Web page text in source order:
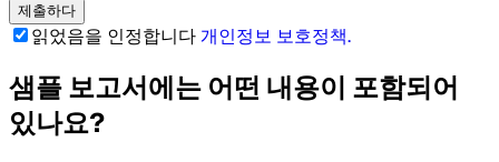
제출하다
읽었음을 인정합니다개인정보 보호정책.
샘플 보고서에는 어떤 내용이 포함되어
있나요?